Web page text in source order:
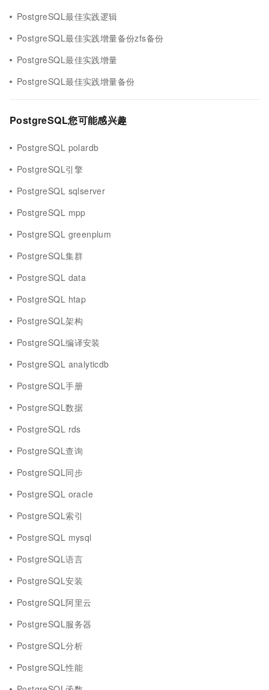
PostgreSQL最佳实践逻辑
PostgreSQL最佳实践增量备份zfs备份
PostgreSQL最佳实践增量
PostgreSQL最佳实践增量备份
PostgreSQL您可能感兴趣
PostgreSQL polardb
PostgreSQL引擎
PostgreSQL sqlserver
PostgreSQL mpp
PostgreSQL greenplum
PostgreSQL集群
PostgreSQL data
PostgreSQL htap
PostgreSQL架构
PostgreSQL编译安装
PostgreSQL analyticdb
PostgreSQL手册
PostgreSQL数据
PostgreSQL rds
PostgreSQL查询
PostgreSQL同步
PostgreSQL oracle
PostgreSQL索引
PostgreSQL mysql
PostgreSQL语言
PostgreSQL安装
PostgreSQL阿里云
PostgreSQL服务器
PostgreSQL分析
PostgreSQL性能